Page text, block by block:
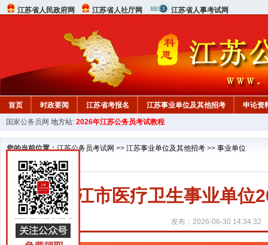
江苏省人民政府网 江苏省人社厅网 江苏省人事考试网
首页 时政要闻 江苏省考报名 江苏事业单位及其他招考
申论资
国家公务员网 地方站: 2026年江苏公务员考试教程
您的当前位置：江苏公务员考试网 >> 江苏事业单位及其他招考 >> 事业单位
靖江市医疗卫生事业单位
发布：2026-06-30 14:34:32